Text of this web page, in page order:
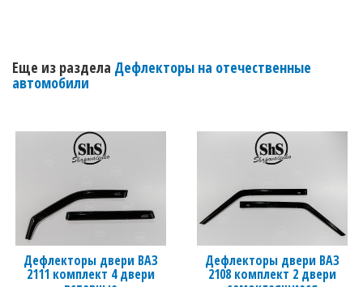
Еще из раздела Дефлекторы на отечественные
автомобили
Дефлекторы двери ВАЗ
2111 комплект 4 двери
Дефлекторы двери ВАЗ
2108 комплект 2 двери